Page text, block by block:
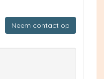
Neem contact op